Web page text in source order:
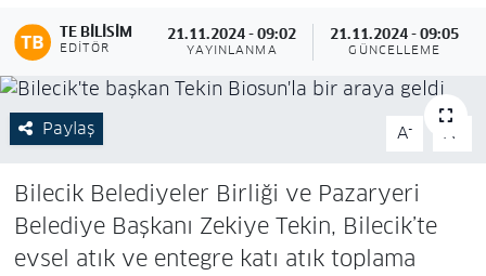
TE BILISIM
EDITÖR
21.11.2024 - 09:02
YAYINLANMA
21.11.2024 - 09:05
GÜNCELLEME
Paylaş A- A
Bilecik Belediyeler Birliği ve Pazaryeri
Belediye Başkanı Zekiye Tekin, Bilecik’te
evsel atık ve entegre katı atık toplama